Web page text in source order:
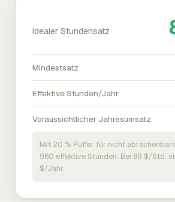
Idealer Stundensatz
Mindestsatz
Effektive Stunden/Jahr
Voraussichtlicher Jahresumsatz
Mit 20 % Puffer für nicht
960 effektive Stunden. Bei 89 $/Std.
$/Jahr.